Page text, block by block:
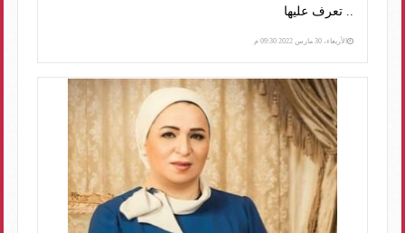
.. تعرف عليها
الأربعاء، 30 مارس 2022 09:30 م